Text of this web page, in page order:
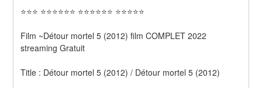
⭐⭐⭐ ⭐⭐⭐⭐⭐⭐ ⭐⭐⭐⭐⭐⭐ ⭐⭐⭐⭐⭐
Film ~Détour mortel 5 (2012) film COMPLET 2022
streaming Gratuit
Title : Détour mortel 5 (2012) / Détour mortel 5 (2012)